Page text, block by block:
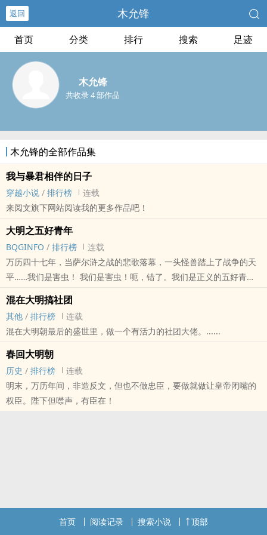
返回 木允锋
首页 分类 排行 搜索 足迹
木允锋
共收录 4 部作品
木允锋的全部作品集
我与暴君相伴的日子
穿越小说 / 排行榜
连载
来阅文旗下网站阅读我的更多作品吧！
大明之五好青年
BQGINFO / 排行榜
连载
万历四十七年，当萨尔浒之战的悲歌落幕，一头怪兽踏上了战争的天
平……我们是害虫！ 我们是害虫！呃，错了。我们是正义的五好青
本站提示：各位书友要是觉得《大明之五好青年》还不错的话请不要
忘记向您QQ群和微博里的朋友推荐哦！
混在大明搞社团
其他 / 排行榜
连载
混在大明朝最后的盛世里，做一个有活力的社团大佬。......
春回大明朝
历史 / 排行榜
连载
明末，万历年间，非造反文，但也不做忠臣，要做就做让皇帝闭嘴的
权臣。陛下但噤声，有臣在！
首页 阅读记录 搜索小说 顶部